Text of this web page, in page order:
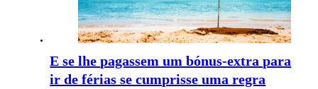
E se lhe pagassem um bónus-extra para
ir de férias se cumprisse uma regra